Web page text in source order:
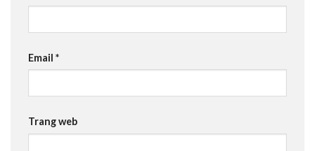
Email *
Trang web